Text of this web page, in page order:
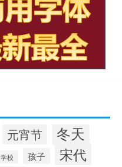
元宵节 冬天
学校 孩子 宋代